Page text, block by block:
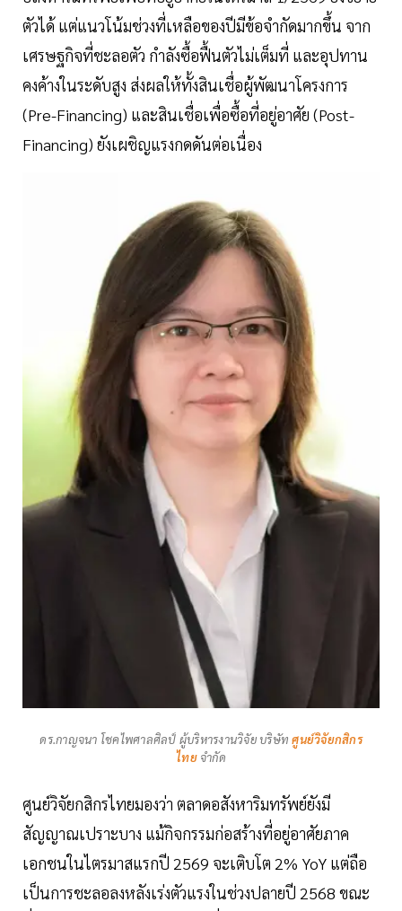
ตัวได้ แต่แนวโน้มช่วงที่เหลือของปีมีข้อจำกัดมากขึ้น จาก
เศรษฐกิจที่ชะลอตัว กำลังซื้อฟื้นตัวไม่เต็มที่ และอุปทาน
คงค้างในระดับสูง ส่งผลให้ทั้งสินเชื่อผู้พัฒนาโครงการ
(Pre-Financing) และสินเชื่อเพื่อซื้อที่อยู่อาศัย (Post-
Financing) ยังเผชิญแรงกดดันต่อเนื่อง
ดร.กาญจนา โชคไพศาลศิลป์ ผู้บริหารงานวิจัย บริษัท ศูนย์วิจัยกสิกร
ไทย จำกัด
ศูนย์วิจัยกสิกรไทยมองว่า ตลาดอสังหาริมทรัพย์ยังมี
สัญญาณเปราะบาง แม้กิจกรรมก่อสร้างที่อยู่อาศัยภาค
เอกชนในไตรมาสแรกปี 2569 จะเติบโต 2% YoY แต่ถือ
เป็นการชะลอลงหลังเร่งตัวแรงในช่วงปลายปี 2568 ขณะ